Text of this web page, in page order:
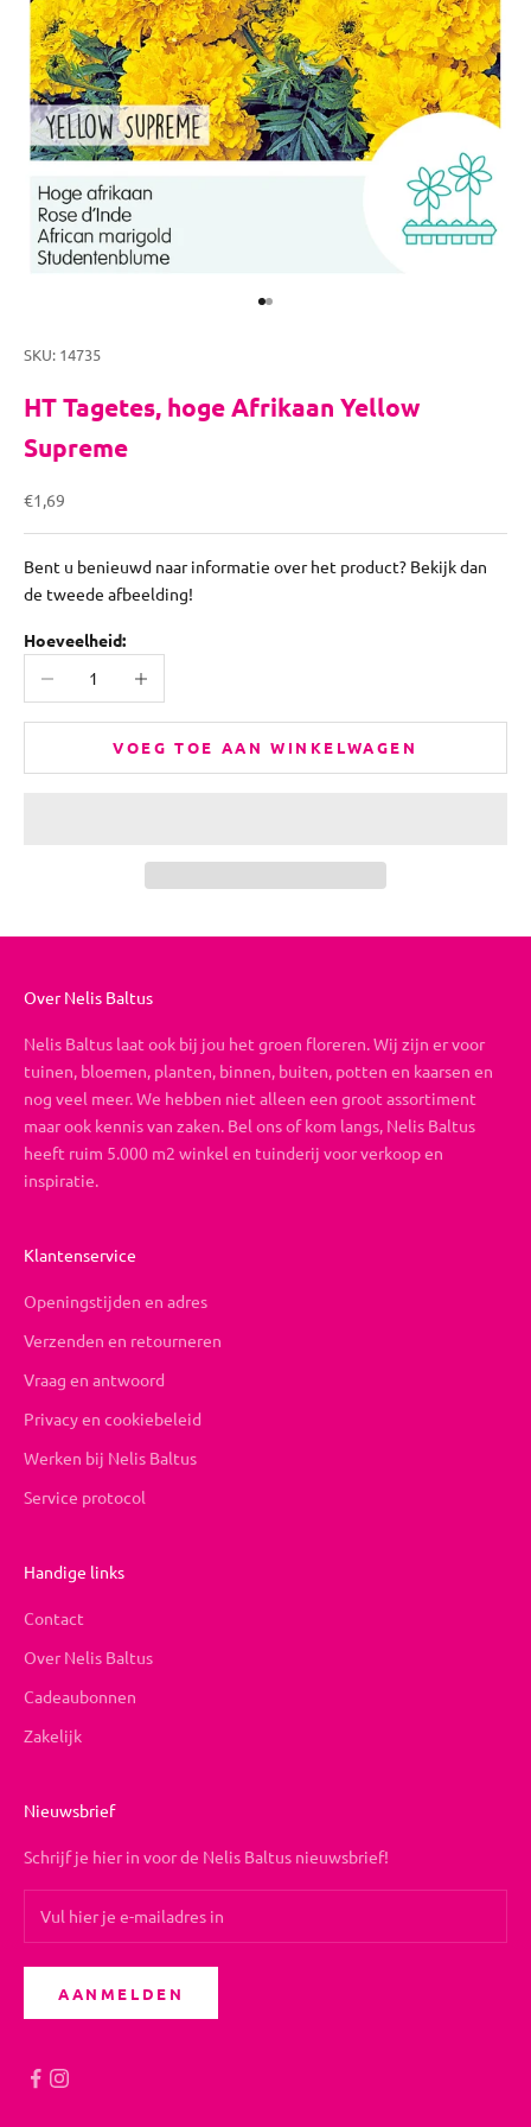
Naar artikel 1
Naar artikel 2
SKU: 14735
HT Tagetes, hoge Afrikaan Yellow
Supreme
Aanbiedingsprijs
€1,69
Bent u benieuwd naar informatie over het product? Bekijk dan
de tweede afbeelding!
Hoeveelheid:
VOEG TOE AAN WINKELWAGEN
Over Nelis Baltus
Nelis Baltus laat ook bij jou het groen floreren. Wij zijn er voor
tuinen, bloemen, planten, binnen, buiten, potten en kaarsen en
nog veel meer. We hebben niet alleen een groot assortiment
maar ook kennis van zaken. Bel ons of kom langs, Nelis Baltus
heeft ruim 5.000 m2 winkel en tuinderij voor verkoop en
inspiratie.
Klantenservice
Openingstijden en adres
Verzenden en retourneren
Vraag en antwoord
Privacy en cookiebeleid
Werken bij Nelis Baltus
Service protocol
Handige links
Contact
Over Nelis Baltus
Cadeaubonnen
Zakelijk
Nieuwsbrief
Schrijf je hier in voor de Nelis Baltus nieuwsbrief!
AANMELDEN